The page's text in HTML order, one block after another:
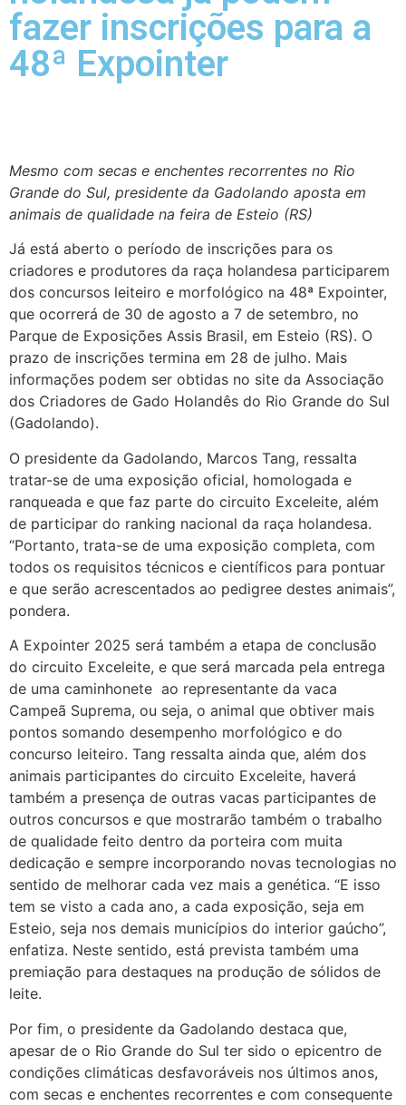
fazer inscrições para a
48ª Expointer
Mesmo com secas e enchentes recorrentes no Rio
Grande do Sul, presidente da Gadolando aposta em
animais de qualidade na feira de Esteio (RS)
Já está aberto o período de inscrições para os
criadores e produtores da raça holandesa participarem
dos concursos leiteiro e morfológico na 48ª Expointer,
que ocorrerá de 30 de agosto a 7 de setembro, no
Parque de Exposições Assis Brasil, em Esteio (RS). O
prazo de inscrições termina em 28 de julho. Mais
informações podem ser obtidas no site da Associação
dos Criadores de Gado Holandês do Rio Grande do Sul
(Gadolando).
O presidente da Gadolando, Marcos Tang, ressalta
tratar-se de uma exposição oficial, homologada e
ranqueada e que faz parte do circuito Exceleite, além
de participar do ranking nacional da raça holandesa.
“Portanto, trata-se de uma exposição completa, com
todos os requisitos técnicos e científicos para pontuar
e que serão acrescentados ao pedigree destes animais”,
pondera.
A Expointer 2025 será também a etapa de conclusão
do circuito Exceleite, e que será marcada pela entrega
de uma caminhonete ao representante da vaca
Campeã Suprema, ou seja, o animal que obtiver mais
pontos somando desempenho morfológico e do
concurso leiteiro. Tang ressalta ainda que, além dos
animais participantes do circuito Exceleite, haverá
também a presença de outras vacas participantes de
outros concursos e que mostrarão também o trabalho
de qualidade feito dentro da porteira com muita
dedicação e sempre incorporando novas tecnologias no
sentido de melhorar cada vez mais a genética. “E isso
tem se visto a cada ano, a cada exposição, seja em
Esteio, seja nos demais municípios do interior gaúcho”,
enfatiza. Neste sentido, está prevista também uma
premiação para destaques na produção de sólidos de
leite.
Por fim, o presidente da Gadolando destaca que,
apesar de o Rio Grande do Sul ter sido o epicentro de
condições climáticas desfavoráveis nos últimos anos,
com secas e enchentes recorrentes e com consequente